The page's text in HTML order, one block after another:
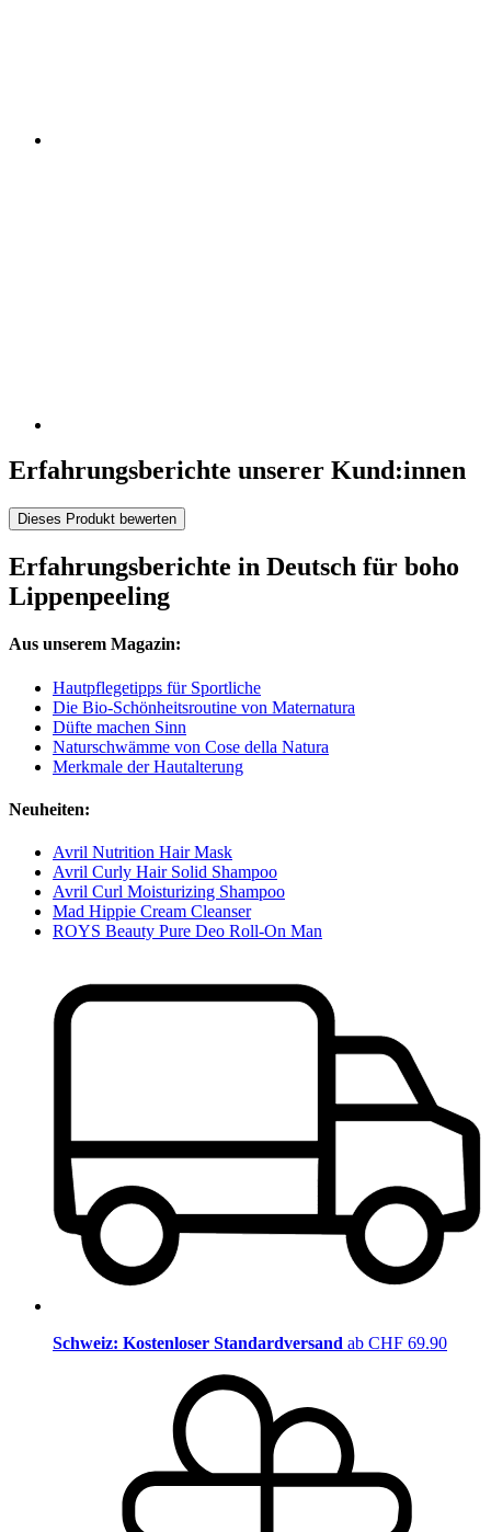
Erfahrungsberichte unserer Kund:innen
Dieses Produkt bewerten
Erfahrungsberichte in Deutsch für boho
Lippenpeeling
Aus unserem Magazin:
Hautpflegetipps für Sportliche
Die Bio-Schönheitsroutine von Maternatura
Düfte machen Sinn
Naturschwämme von Cose della Natura
Merkmale der Hautalterung
Neuheiten:
Avril Nutrition Hair Mask
Avril Curly Hair Solid Shampoo
Avril Curl Moisturizing Shampoo
Mad Hippie Cream Cleanser
ROYS Beauty Pure Deo Roll-On Man
Schweiz: Kostenloser Standardversand ab CHF 69.90